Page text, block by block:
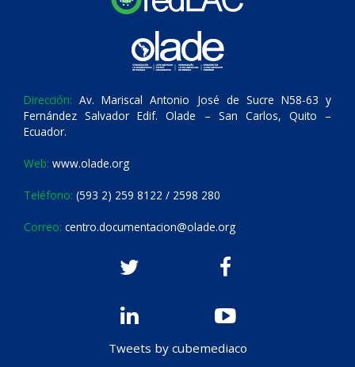
Dirección: Av. Mariscal Antonio José de Sucre N58-63 y
Fernández Salvador Edif. Olade – San Carlos, Quito –
Ecuador.
Web: www.olade.org
Teléfono: (593 2) 259 8122 / 2598 280
Correo: centro.documentacion@olade.org
Tweets by cubemediaco